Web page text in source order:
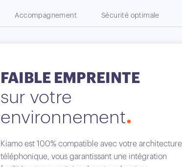
FAIBLE EMPREINTE
sur votre
environnement
Kiamo est 100% compatible avec votre architecture
téléphonique, vous garantissant une intégration
Accompagnement Sécurité optimale